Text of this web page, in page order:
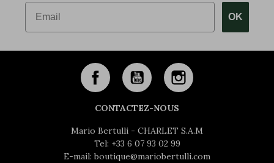
Email
OK
CONTACTEZ-NOUS
Mario Bertulli - CHARLET S.A.M
Tel: +33 6 07 93 02 99
E-mail: boutique@mariobertulli.com